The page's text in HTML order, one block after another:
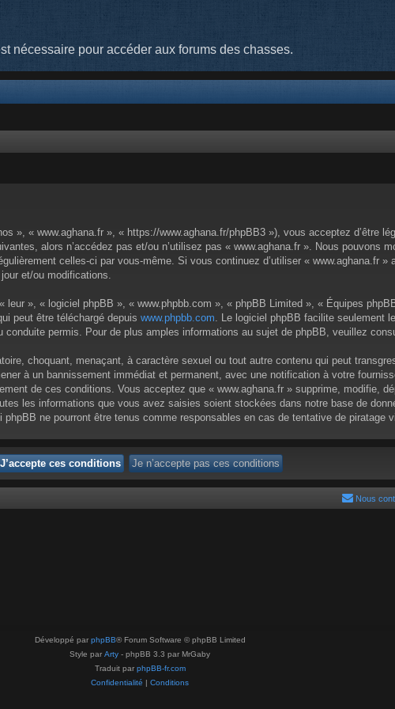
nécessaire pour accéder aux forums des chasses.
», « www.aghana.fr », « https://www.aghana.fr/phpBB3 »), vous acceptez d’être
alors n’accédez pas et/ou n’utilisez pas « www.aghana.fr ». Nous pouvons
celles-ci par vous-même. Si vous continuez d’utiliser « www.aghana.fr
et/ou modifications.
», « logiciel phpBB », « www.phpbb.com », « phpBB Limited », « Équipes
peut être téléchargé depuis www.phpbb.com. Le logiciel phpBB facilite seulement
permis. Pour de plus amples informations au sujet de phpBB, veuillez
choquant, menaçant, à caractère sexuel ou tout autre contenu qui peut
à un bannissement immédiat et permanent, avec une notification à votre
de ces conditions. Vous acceptez que « www.aghana.fr » supprime, modifie,
les informations que vous avez saisies soient stockées dans notre base de
ne pourront être tenus comme responsables en cas de tentative de piratage
Nous
Développé par phpBB® Forum Software © phpBB Limited
Style par Arty - phpBB 3.3 par MrGaby
Traduit par phpBB-fr.com
Confidentialité | Conditions